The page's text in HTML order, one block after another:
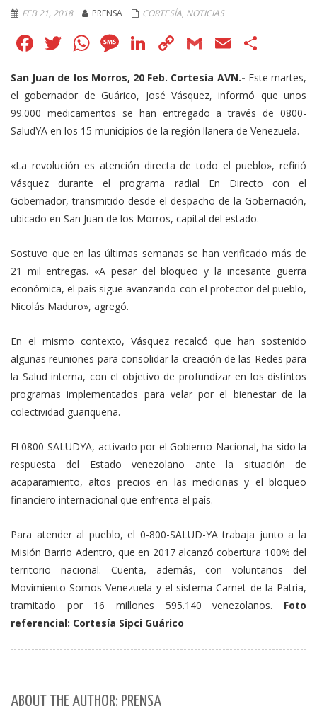
FEB 21, 2018 PRENSA CORTESÍA, NOTICIAS
Facebook
Twitter
WhatsApp
Message
LinkedIn
Copy
Link
GmailEmail
San Juan de los Morros, 20 Feb. Cortesía AVN.- Este martes,
el gobernador de Guárico, José Vásquez, informó que unos
99.000 medicamentos se han entregado a través de 0800-
SaludYA en los 15 municipios de la región llanera de Venezuela.
«La revolución es atención directa de todo el pueblo», refirió
Vásquez durante el programa radial En Directo con el
Gobernador, transmitido desde el despacho de la Gobernación,
ubicado en San Juan de los Morros, capital del estado.
Sostuvo que en las últimas semanas se han verificado más de
21 mil entregas. «A pesar del bloqueo y la incesante guerra
económica, el país sigue avanzando con el protector del pueblo,
Nicolás Maduro», agregó.
En el mismo contexto, Vásquez recalcó que han sostenido
algunas reuniones para consolidar la creación de las Redes para
la Salud interna, con el objetivo de profundizar en los distintos
programas implementados para velar por el bienestar de la
colectividad guariqueña.
El 0800-SALUDYA, activado por el Gobierno Nacional, ha sido la
respuesta del Estado venezolano ante la situación de
acaparamiento, altos precios en las medicinas y el bloqueo
financiero internacional que enfrenta el país.
Para atender al pueblo, el 0-800-SALUD-YA trabaja junto a la
Misión Barrio Adentro, que en 2017 alcanzó cobertura 100% del
territorio nacional. Cuenta, además, con voluntarios del
Movimiento Somos Venezuela y el sistema Carnet de la Patria,
tramitado por 16 millones 595.140 venezolanos. Foto
referencial: Cortesía Sipci Guárico
ABOUT THE AUTHOR: PRENSA